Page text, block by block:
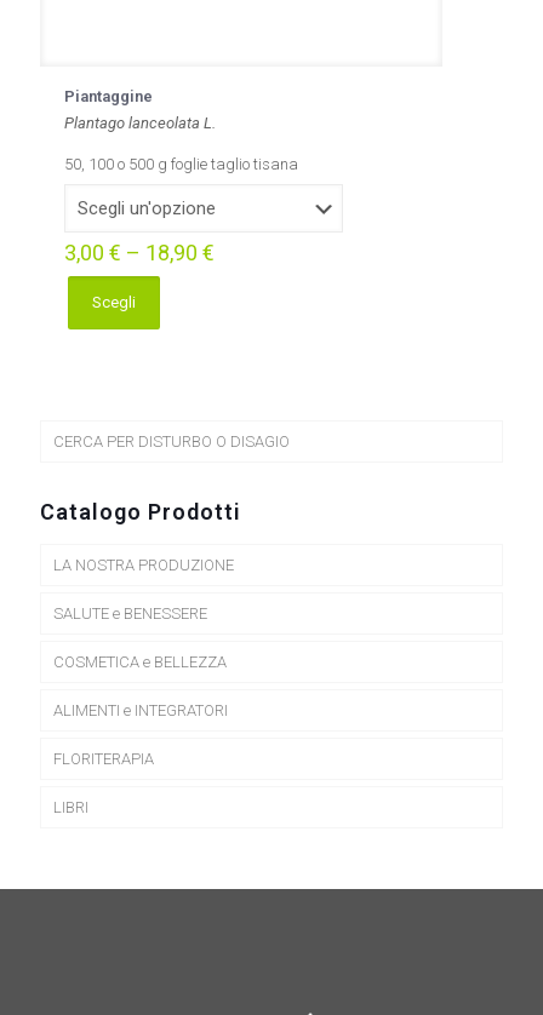
Piantaggine
Plantago lanceolata L.
50, 100 o 500 g foglie taglio tisana
3,00 € – 18,90 €
Scegli
Questo
prodotto
opzioni
scelte
pagina
prodotto
CERCA PER DISTURBO O DISAGIO
Catalogo Prodotti
LA NOSTRA PRODUZIONE
SALUTE e BENESSERE
COSMETICA e BELLEZZA
ALIMENTI e INTEGRATORI
FLORITERAPIA
LIBRI